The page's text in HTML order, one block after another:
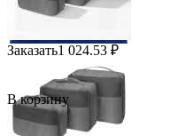
Заказать1 024.53 ₽
В корзину